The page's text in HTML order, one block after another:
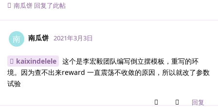
南瓜饼 回复了此帖
南 南瓜饼 2021年3月3日
kaixindelele
这个是李宏毅团队编写倒立摆模板，重写的环
境。因为查不出来reward 一直震荡不收敛的原因，所以就改了参数
试验
回复